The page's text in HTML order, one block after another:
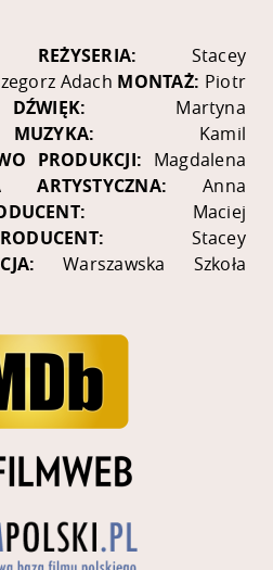
Stacey
Adach MONTAŻ: Piotr
DŹWIĘK:
Martyna
MUZYKA:
Kamil
PRODUKCJI: Magdalena
ARTYSTYCZNA:
Anna
Maciej
Stacey
Warszawska Szkoła